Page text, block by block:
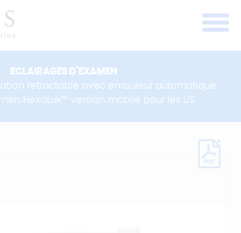
ECLAIRAGES D’EXAMEN
retractable avec enrouleur automatique
HexaLux™ version mobile pour les US
cookies